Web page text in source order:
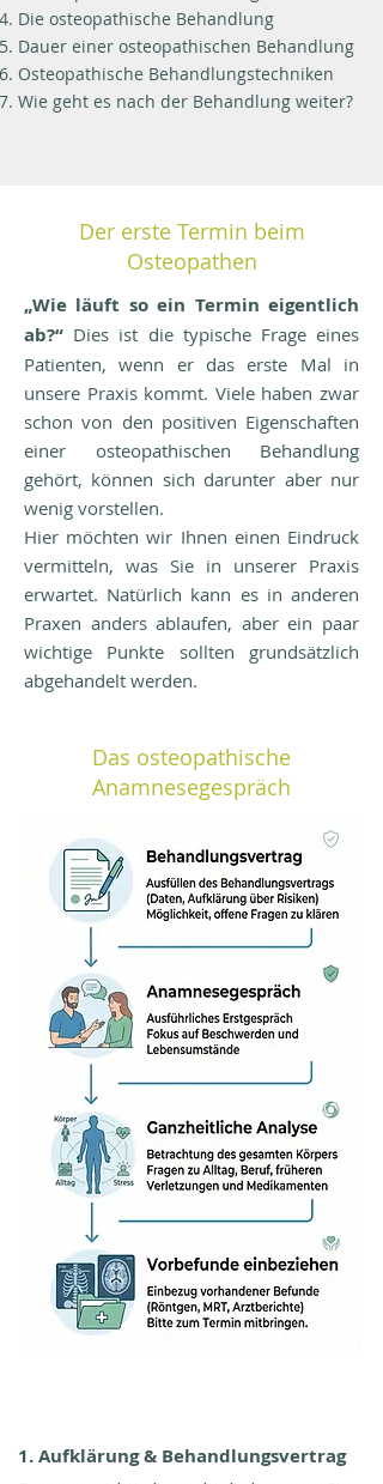
Die osteopathische Behandlung
Dauer einer osteopathischen Behandlung
Osteopathische Behandlungstechniken
Wie geht es nach der Behandlung weiter?
Der erste Termin beim
Osteopathen
„Wie läuft so ein Termin eigentlich
ab?“ Dies ist die typische Frage eines
Patienten, wenn er das erste Mal in
unsere Praxis kommt. Viele haben zwar
schon von den positiven Eigenschaften
einer osteopathischen Behandlung
gehört, können sich darunter aber nur
wenig vorstellen.
Hier möchten wir Ihnen einen Eindruck
vermitteln, was Sie in unserer Praxis
erwartet. Natürlich kann es in anderen
Praxen anders ablaufen, aber ein paar
wichtige Punkte sollten grundsätzlich
abgehandelt werden.
Das osteopathische
Anamnesegespräch
1. Aufklärung & Behandlungsvertrag